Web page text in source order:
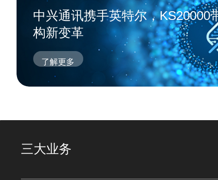
中兴通讯携手英特尔，KS20000
构新变革
了解更多
三大业务